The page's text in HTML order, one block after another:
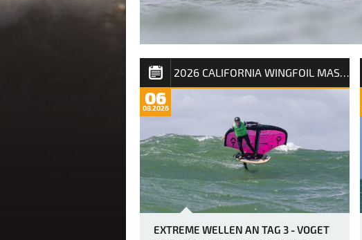
2026 CALIFORNIA WINGFOIL MASTERS
06
08.2026
EXTREME WELLEN AN TAG 3 - VOGET